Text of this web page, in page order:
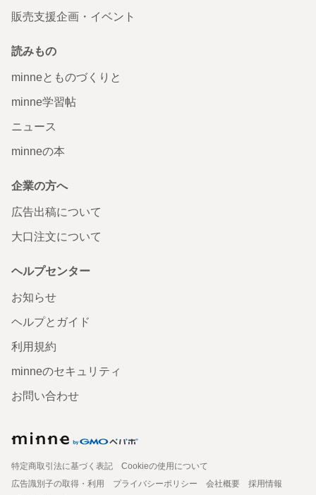
販売支援企画・イベント
読みもの
minneとものづくりと
minne学習帖
ニュース
minneの本
企業の方へ
広告出稿について
大口注文について
ヘルプセンター
お知らせ
ヘルプとガイド
利用規約
minneのセキュリティ
お問い合わせ
特定商取引法に基づく表記
Cookieの使用について
広告識別子の取得・利用
プライバシーポリシー 会社概要
採用情報